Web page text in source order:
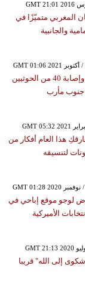
المغربي متميّزًا في
والجانبية
الجيش اليمني مقتل وإصابة 40 من الحوثيين
مأرب
هذا العام أفكار من
لتنسيقه
لوجو موقع إباحي في
الأميركية
إلى الله" قريبا